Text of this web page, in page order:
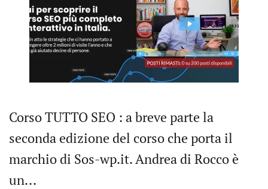
Corso TUTTO SEO : a breve parte la
seconda edizione del corso che porta il
marchio di Sos-wp.it. Andrea di Rocco è
un...